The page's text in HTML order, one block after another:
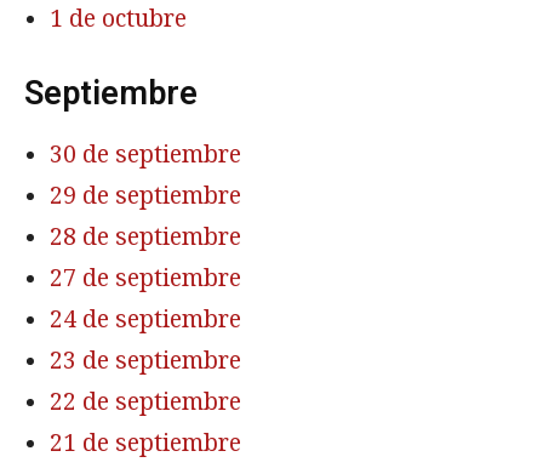
1 de octubre
Septiembre
30 de septiembre
29 de septiembre
28 de septiembre
27 de septiembre
24 de septiembre
23 de septiembre
22 de septiembre
21 de septiembre